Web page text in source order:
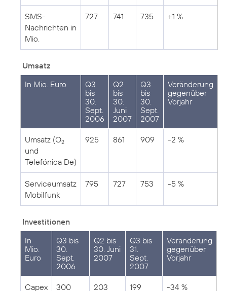
SMS-
Nachrichten in
Mio.
727 741 735 +1 %
Umsatz
In Mio. Euro
Q3
bis
30.
Sept.
2006
Q2
bis
30.
Juni
2007
Q3
bis
30.
Sept.
2007
Veränderung
gegenüber
Vorjahr
Umsatz (O2
und
Telefónica De)
925 861 909 -2 %
Serviceumsatz
Mobilfunk
795 727 753 -5 %
Investitionen
In
Mio.
Euro
Q3 bis
30.
Sept.
2006
Q2 bis
30. Juni
2007
Q3 bis
31.
Sept.
2007
Veränderung
gegenüber
Vorjahr
Capex 300 203 199 -34 %